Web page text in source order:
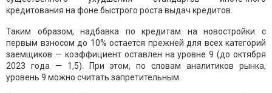
кредитования на фоне быстрого роста выдач кредитов.
Таким образом, надбавка по кредитам на новостройки с
первым взносом до 10% остается прежней для всех категорий
заемщиков — коэффициент оставлен на уровне 9 (до октября
2023 года — 1,5). При этом, по словам аналитиков рынка,
уровень 9 можно считать запретительным.